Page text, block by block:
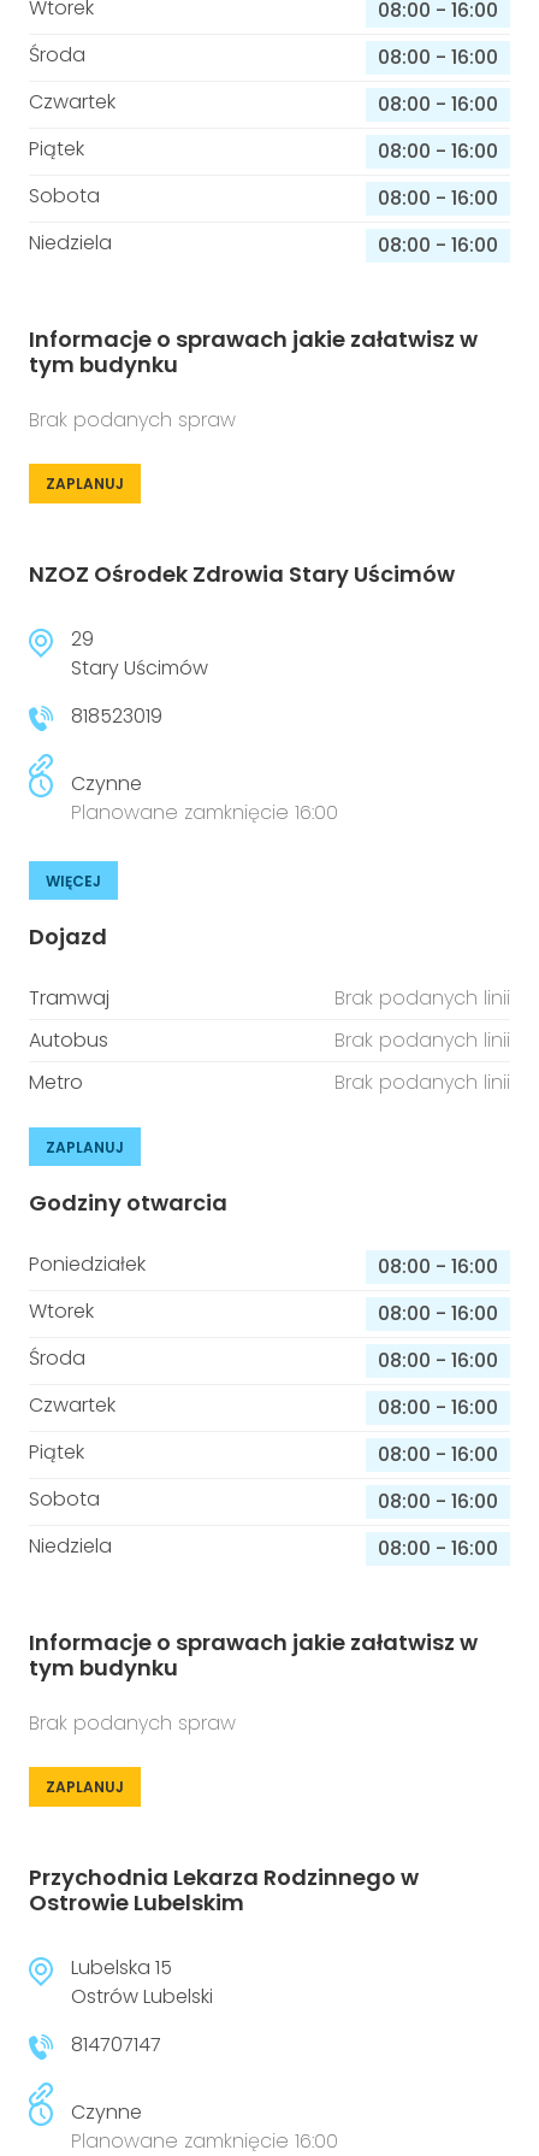
Wtorek 08:00 - 16:00
Środa
08:00 - 16:00
Czwartek
08:00 - 16:00
Piątek
08:00 - 16:00
Sobota
08:00 - 16:00
Niedziela
08:00 - 16:00
Informacje o sprawach jakie załatwisz w
tym budynku
Brak podanych spraw
ZAPLANUJ
NZOZ Ośrodek Zdrowia Stary Uścimów
29
Stary Uścimów
818523019
Czynne
Planowane zamknięcie 16:00
WIĘCEJ
Dojazd
Tramwaj
Brak podanych linii
Autobus
Brak podanych linii
Metro
Brak podanych linii
ZAPLANUJ
Godziny otwarcia
Poniedziałek 08:00 - 16:00
Wtorek
08:00 - 16:00
Środa
08:00 - 16:00
Czwartek
08:00 - 16:00
Piątek
08:00 - 16:00
Sobota
08:00 - 16:00
Niedziela
08:00 - 16:00
Informacje o sprawach jakie załatwisz w
tym budynku
Brak podanych spraw
ZAPLANUJ
Przychodnia Lekarza Rodzinnego w
Ostrowie Lubelskim
Lubelska 15
Ostrów Lubelski
814707147
Czynne
Planowane zamknięcie 16:00